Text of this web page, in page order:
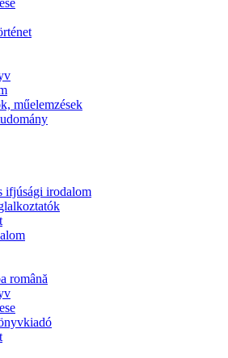
műelemzések
ifjúsági irodalom
română